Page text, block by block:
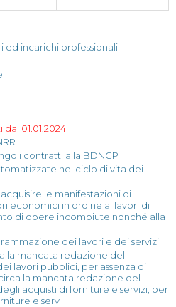
ed incarichi professionali
01.01.2024
contratti alla BDNCP
nel ciclo di vita dei
le manifestazioni di
economici in ordine ai lavori di
di opere incompiute nonché alla
dei lavori e dei servizi
la mancata redazione del
lavori pubblici, per assenza di
la mancata redazione del
acquisti di forniture e servizi, per
e serv